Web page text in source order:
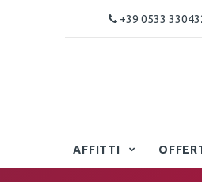
+39 0533
AFFITTI